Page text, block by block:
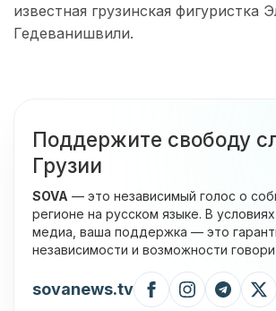
известная грузинская фигуристка
Гедеванишвили.
Поддержите свободу
Грузии
SOVA — это независимый голос о
регионе на русском языке. В
медиа, ваша поддержка — это
независимости и возможности
sovanews.tv